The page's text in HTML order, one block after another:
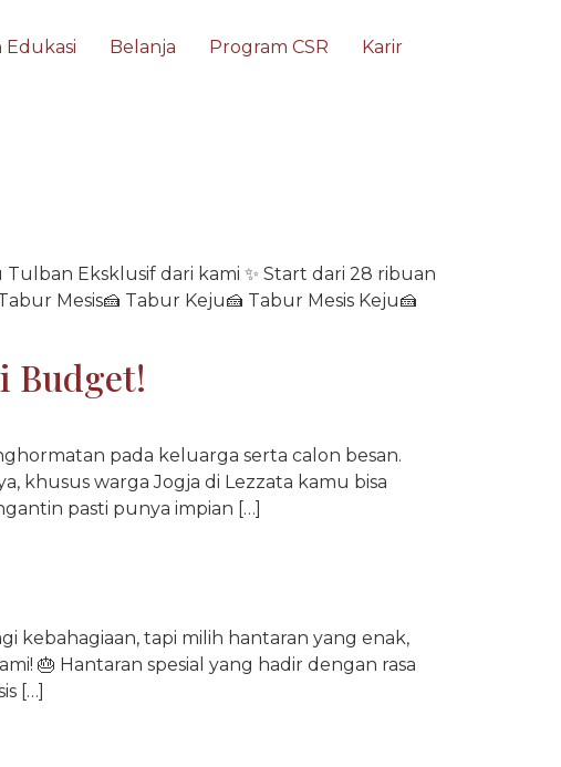
Belanja Program CSR Karir
Eksklusif dari kami ✨ Start dari 28 ribuan
Mesis🍰 Tabur Keju🍰 Tabur Mesis Keju🍰
Budget!
pada keluarga serta calon besan.
khusus warga Jogja di Lezzata kamu bisa
pasti punya impian […]
kebahagiaan, tapi milih hantaran yang enak,
🎂 Hantaran spesial yang hadir dengan rasa
[…]